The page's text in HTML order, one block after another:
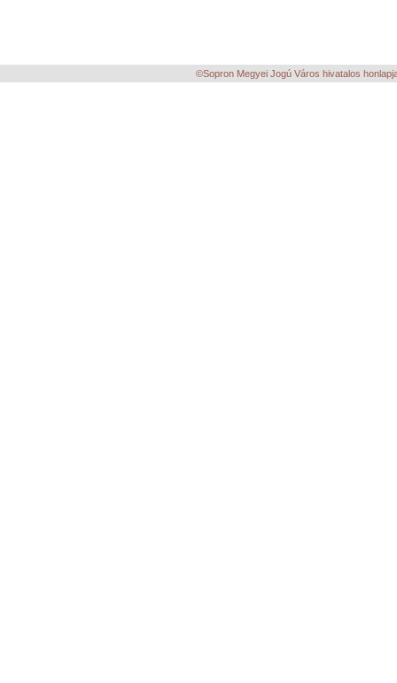
©Sopron Megyei Jogú Város hivatalos